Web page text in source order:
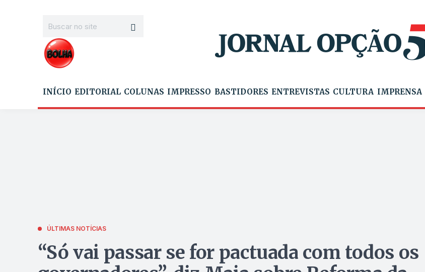
INÍCIO EDITORIAL COLUNAS IMPRESSO BASTIDORES ENTREVISTAS CULTURA IMPRENSA
ÚLTIMAS NOTÍCIAS
“Só vai passar se for pactuada com todos os